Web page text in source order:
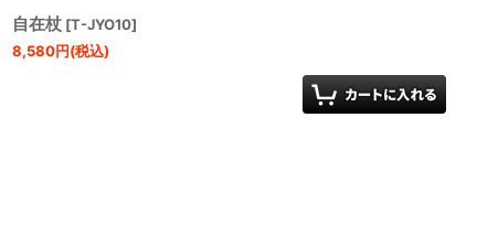
自在杖 [T-JYO10]
8,580円(税込)